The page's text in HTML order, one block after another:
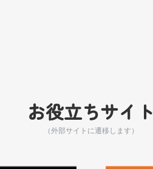
お役立ちサイト
（外部サイトに遷移します）